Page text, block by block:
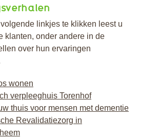
linkjes te klikken leest u
klanten, onder andere in de
over hun ervaringen
wonen
verpleeghuis Torenhof
thuis voor mensen met dementie
Revalidatiezorg in